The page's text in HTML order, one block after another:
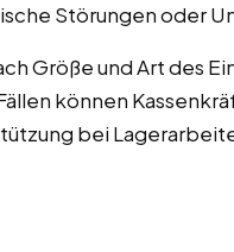
Störungen oder
Größe und Art des
können
bei